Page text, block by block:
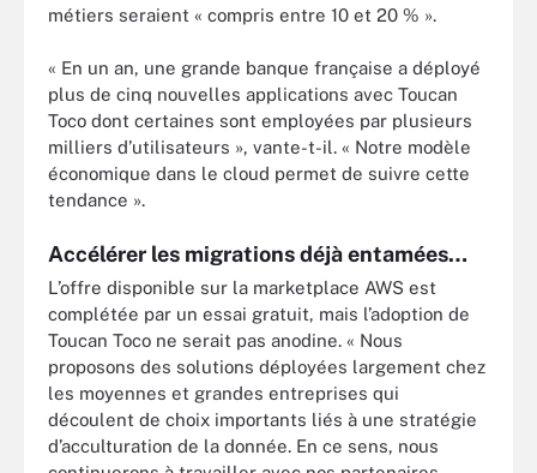
métiers seraient « compris entre 10 et 20 % ».
« En un an, une grande banque française a déployé
plus de cinq nouvelles applications avec Toucan
Toco dont certaines sont employées par plusieurs
milliers d’utilisateurs », vante-t-il. « Notre modèle
économique dans le cloud permet de suivre cette
tendance ».
Accélérer les migrations déjà entamées…
L’offre disponible sur la marketplace AWS est
complétée par un essai gratuit, mais l’adoption de
Toucan Toco ne serait pas anodine. « Nous
proposons des solutions déployées largement chez
les moyennes et grandes entreprises qui
découlent de choix importants liés à une stratégie
d’acculturation de la donnée. En ce sens, nous